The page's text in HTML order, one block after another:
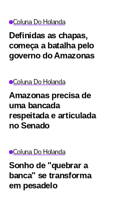
Coluna Do Holanda
Definidas as chapas,
começa a batalha pelo
governo do Amazonas
Coluna Do Holanda
Amazonas precisa de
uma bancada
respeitada e articulada
no Senado
Coluna Do Holanda
Sonho de "quebrar a
banca" se transforma
em pesadelo